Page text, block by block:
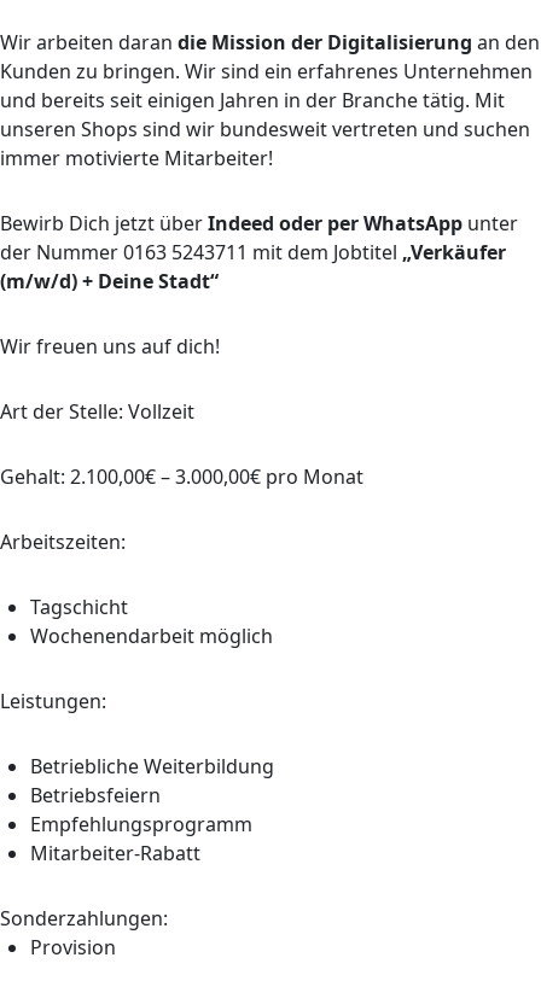
Wir arbeiten daran die Mission der Digitalisierung an den
Kunden zu bringen. Wir sind ein erfahrenes Unternehmen
und bereits seit einigen Jahren in der Branche tätig. Mit
unseren Shops sind wir bundesweit vertreten und suchen
immer motivierte Mitarbeiter!
Bewirb Dich jetzt überIndeed oder per WhatsApp unter
der Nummer 0163 5243711 mit dem Jobtitel „Verkäufer
(m/w/d) + Deine Stadt“
Wir freuen uns auf dich!
Art der Stelle: Vollzeit
Gehalt: 2.100,00€ – 3.000,00€ pro Monat
Arbeitszeiten:
Tagschicht
Wochenendarbeit möglich
Leistungen:
Betriebliche Weiterbildung
Betriebsfeiern
Empfehlungsprogramm
Mitarbeiter-Rabatt
Sonderzahlungen:
Provision